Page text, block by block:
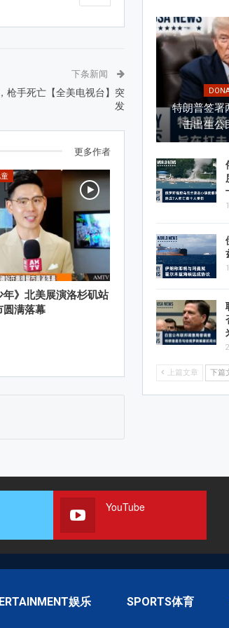
下条新闻
枪手死亡【全美电视台】突
发
更多作者
年》北美展演洛杉矶站
圆满落幕
特朗普签署
击出生公
上篇文章 下篇
YouTube
娱乐 SPORTS体育